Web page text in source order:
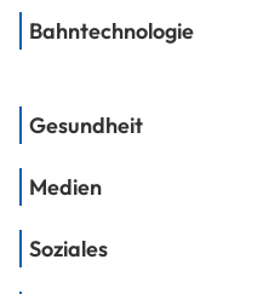
Bahntechnologie
Gesundheit
Medien
Soziales